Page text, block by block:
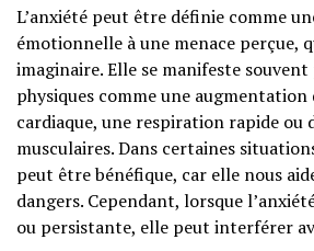
L’anxiété peut être définie comme
émotionnelle à une menace perçue,
imaginaire. Elle se manifeste
physiques comme une
cardiaque, une respiration rapide ou
musculaires. Dans certaines
peut être bénéfique, car elle nous
dangers. Cependant, lorsque
ou persistante, elle peut interférer